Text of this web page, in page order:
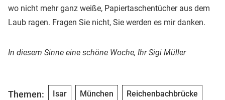
wo nicht mehr ganz weiße, Papiertaschentücher aus dem
Laub ragen. Fragen Sie nicht, Sie werden es mir danken.
In diesem Sinne eine schöne Woche, Ihr Sigi Müller
Themen: Isar München Reichenbachbrücke